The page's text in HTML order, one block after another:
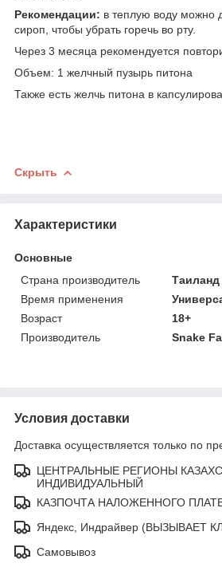
Рекомендации: в теплую воду можно
сироп, чтобы убрать горечь во рту.
Через 3 месяца рекомендуется
Объем: 1 желчный пузырь питона
Также есть желчь питона в
Скрыть
Характеристики
Основные
Страна производитель
Таиланд
Время применения
Возраст
18+
Производитель
Snake
Условия доставки
Доставка осуществляется только по
ЦЕНТРАЛЬНЫЕ РЕГИОНЫ
ИНДИВИДУАЛЬНЫЙ
КАЗПОЧТА НАЛОЖЕННОГО
Яндекс, Индрайвер (ВЫЗЫВАЕТ
Самовывоз